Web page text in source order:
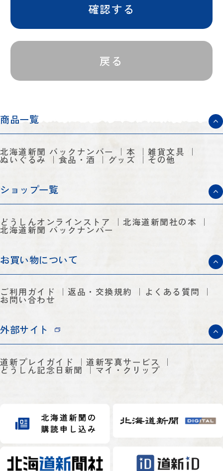
戻る
確認する
商品一覧
北海道新聞 バックナンバー 本 雑貨文具
ぬいぐるみ 食品・酒 グッズ その他
ショップ一覧
どうしんオンラインストア 北海道新聞社の本
北海道新聞 バックナンバー
お買い物について
ご利用ガイド 返品・交換規約 よくある質問
お問い合わせ
外部サイト
道新プレイガイド 道新写真サービス
どうしん記念日新聞 マイ・クリップ